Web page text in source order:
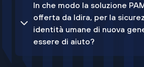
In che modo la soluzione
offerta da Idira, per la
identità umane di nuova
essere di aiuto?